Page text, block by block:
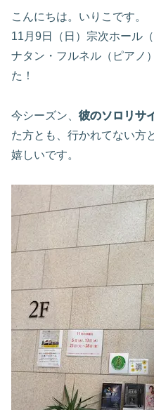
こんにちは。いりこです。
11月9日（日）宗次ホール
ナタン・フルネル（ピアノ
た！
今シーズン、彼のソロリサ
た方とも、行かれてない方
嬉しいです。